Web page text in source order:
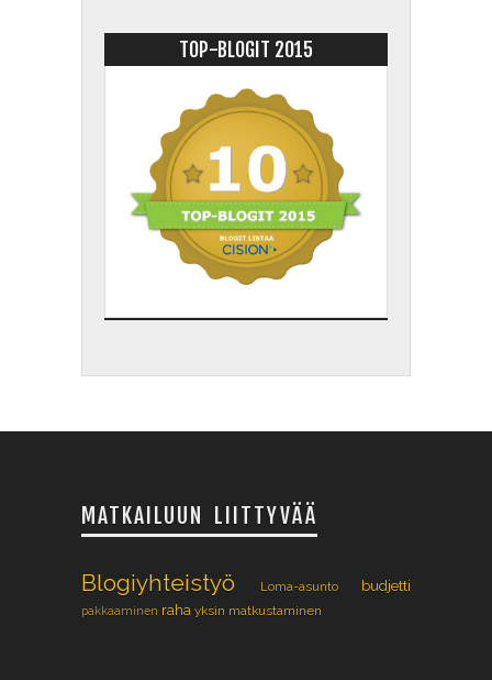
TOP-BLOGIT 2015
MATKAILUUN LIITTYVÄÄ
Blogiyhteistyö Loma-asunto budjetti
pakkaaminen raha yksin matkustaminen